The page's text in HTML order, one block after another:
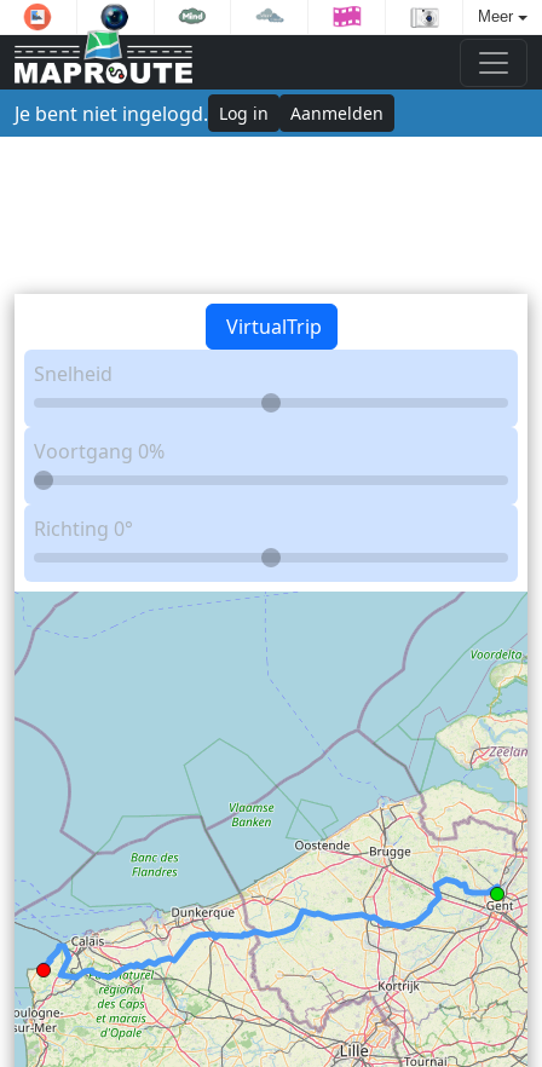
Meer
Je bent niet ingelogd. Log in Aanmelden
VirtualTrip
Snelheid
Voortgang 0%
Richting 0°